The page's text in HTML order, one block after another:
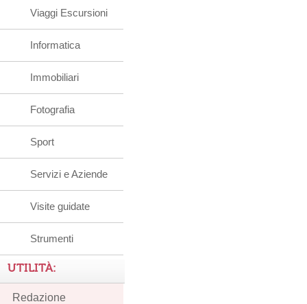
Viaggi Escursioni
Informatica
Immobiliari
Fotografia
Sport
Servizi e Aziende
Visite guidate
Strumenti
UTILITÀ:
Redazione